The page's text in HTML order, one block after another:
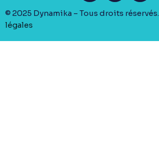
© 2025 Dynamika – Tous droits réservés.
légales